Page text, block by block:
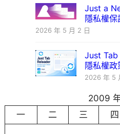
Just a
隱私權
2026 年 5 月 2 日
Just
隱私權政
2026 年 5
2009
一
二 三 四